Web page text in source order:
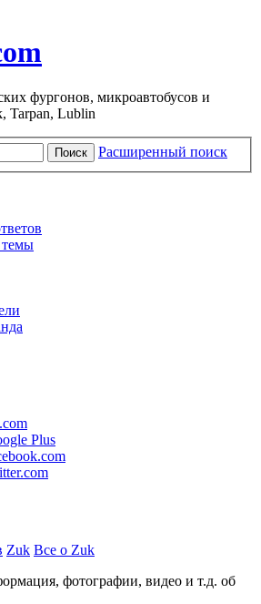
фургонов, микроавтобусов и
Tarpan, Lublin
Поиск Расширенный поиск
Plus
Zuk Все о Zuk
фотографии, видео и т.д. об